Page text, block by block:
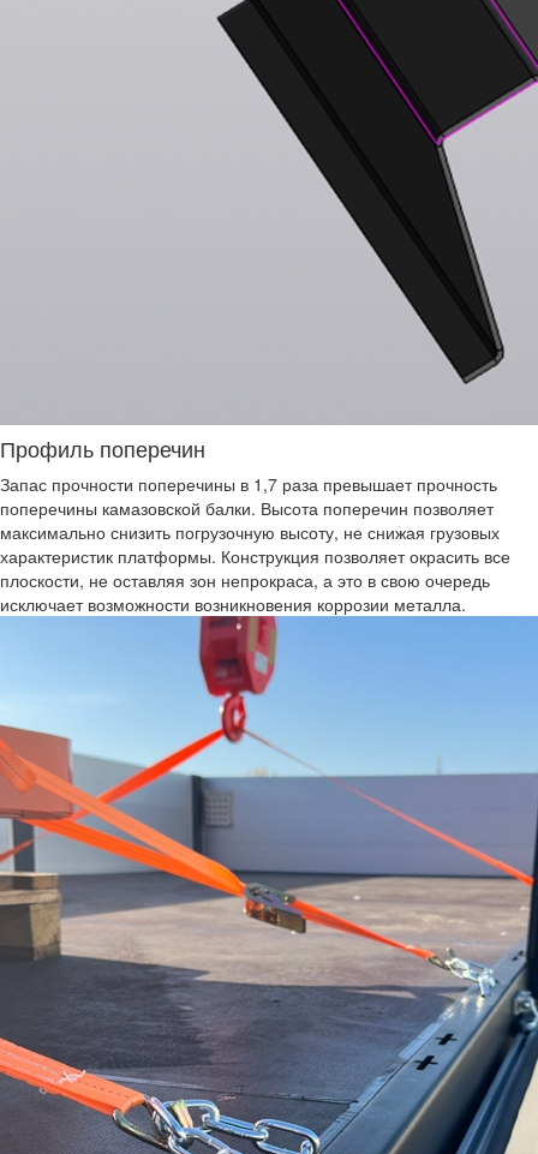
Профиль поперечин
Запас прочности поперечины в 1,7 раза превышает прочность
поперечины камазовской балки. Высота поперечин позволяет
максимально снизить погрузочную высоту, не снижая грузовых
характеристик платформы. Конструкция позволяет окрасить все
плоскости, не оставляя зон непрокраса, а это в свою очередь
исключает возможности возникновения коррозии металла.